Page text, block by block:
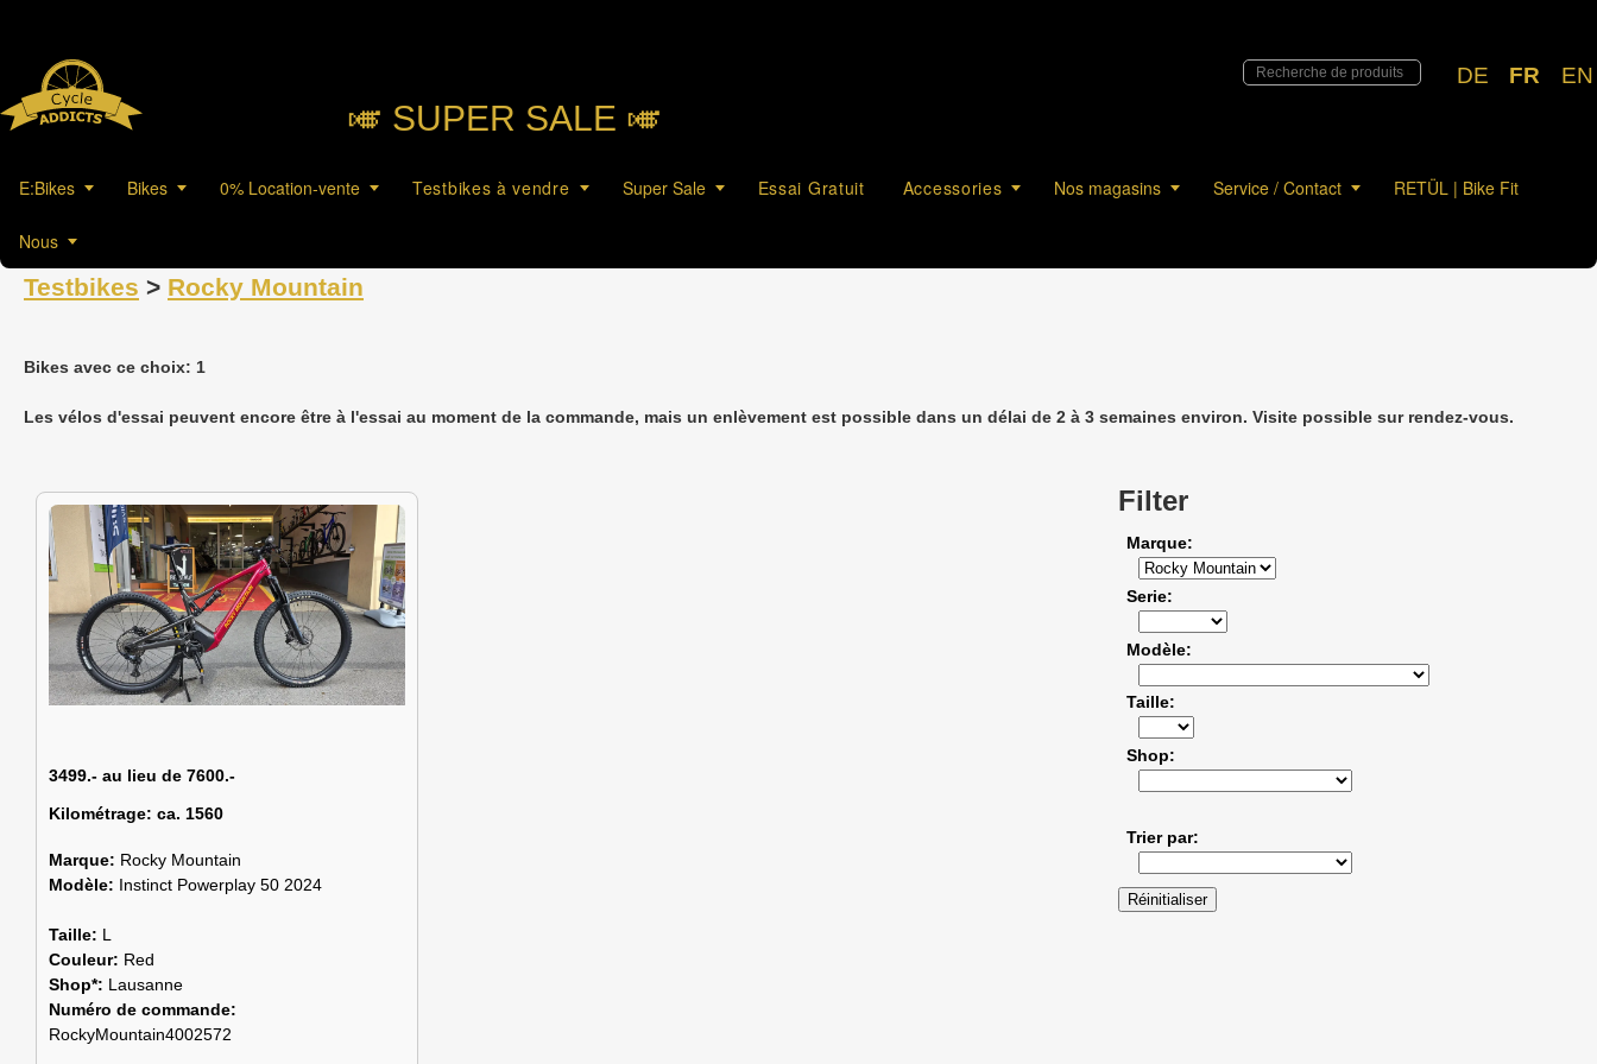
DE FR EN
🎺︎ SUPER SALE 🎺︎
E:Bikes Bikes 0% Location-vente Testbikes à vendre Super Sale Essai Gratuit Accessories Nos magasins Service / Contact RETÜL | Bike Fit
Nous
Testbikes > Rocky Mountain
Bikes avec ce choix: 1
Les vélos d'essai peuvent encore être à l'essai au moment de la commande, mais un enlèvement est possible dans un délai de 2 à 3 semaines environ. Visite possible sur rendez-vous.
3499.- au lieu de 7600.-
Kilométrage: ca. 1560
Marque: Rocky Mountain
Modèle: Instinct Powerplay 50 2024
Taille: L
Couleur: Red
Shop*: Lausanne
Numéro de commande:
RockyMountain4002572
Filter
Marque
Serie
Modèle
Taille
Shop
Trier par